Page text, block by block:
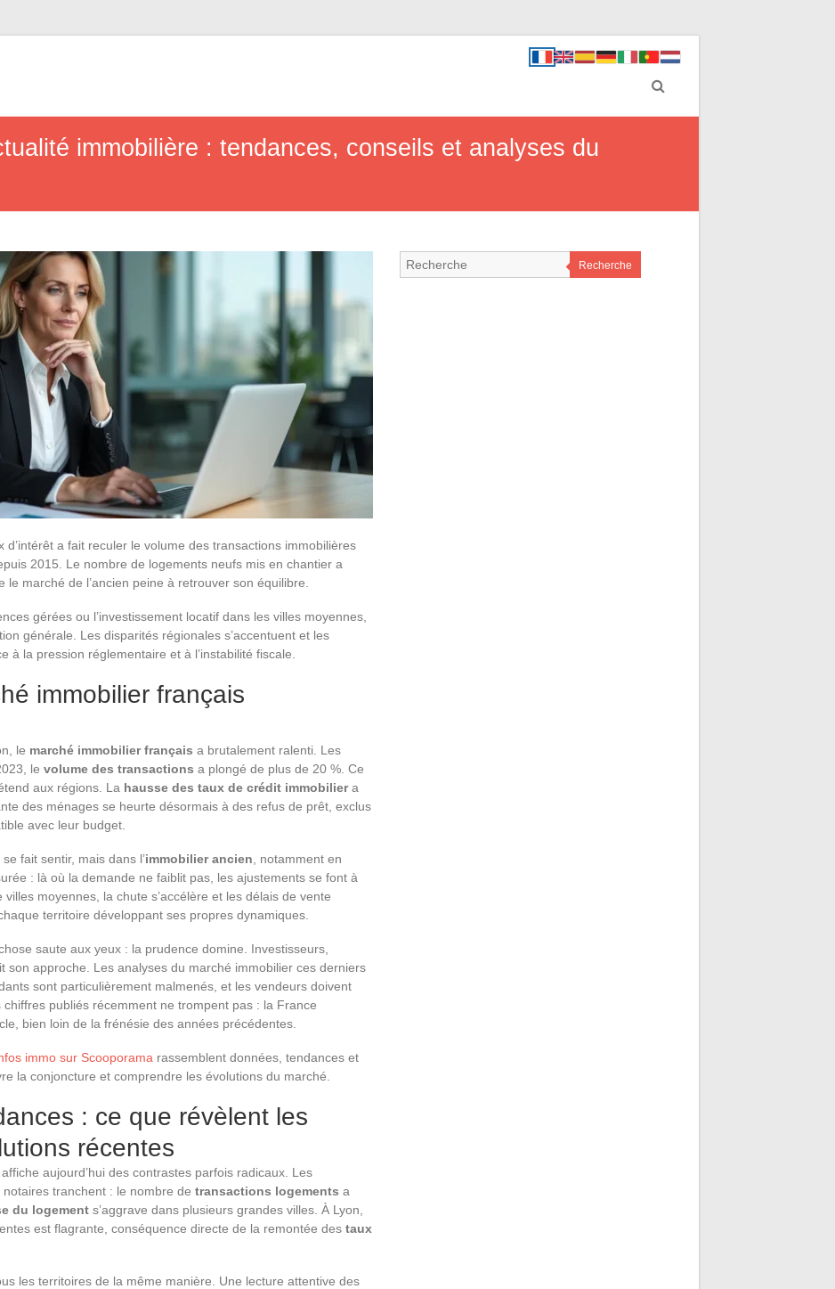
immobilière : tendances, conseils et analyses du
a fait reculer le volume des transactions immobilières
2015. Le nombre de logements neufs mis en chantier a
marché de l’ancien peine à retrouver son équilibre.
gérées ou l’investissement locatif dans les villes moyennes,
générale. Les disparités régionales s’accentuent et les
à la pression réglementaire et à l’instabilité fiscale.
immobilier français
le marché immobilier français a brutalement ralenti. Les
le volume des transactions a plongé de plus de 20 %. Ce
aux régions. La hausse des taux de crédit immobiliera
des ménages se heurte désormais à des refus de prêt, exclus
avec leur budget.
se fait sentir, mais dans l’immobilier ancien , notamment en
: là où la demande ne faiblit pas, les ajustements se font à
moyennes, la chute s’accélère et les délais de vente
territoire développant ses propres dynamiques.
chose saute aux yeux : la prudence domine. Investisseurs,
son approche. Les analyses du marché immobilier ces derniers
sont particulièrement malmenés, et les vendeurs doivent
publiés récemment ne trompent pas : la France
bien loin de la frénésie des années précédentes.
immo sur Scooporama rassemblent données, tendances et
la conjoncture et comprendre les évolutions du marché.
: ce que révèlent les
récentes
affiche aujourd’hui des contrastes parfois radicaux. Les
notaires tranchent : le nombre de transactions logements a
du logement s’aggrave dans plusieurs grandes villes. À Lyon,
est flagrante, conséquence directe de la remontée des taux
les territoires de la même manière. Une lecture attentive des
Recherche